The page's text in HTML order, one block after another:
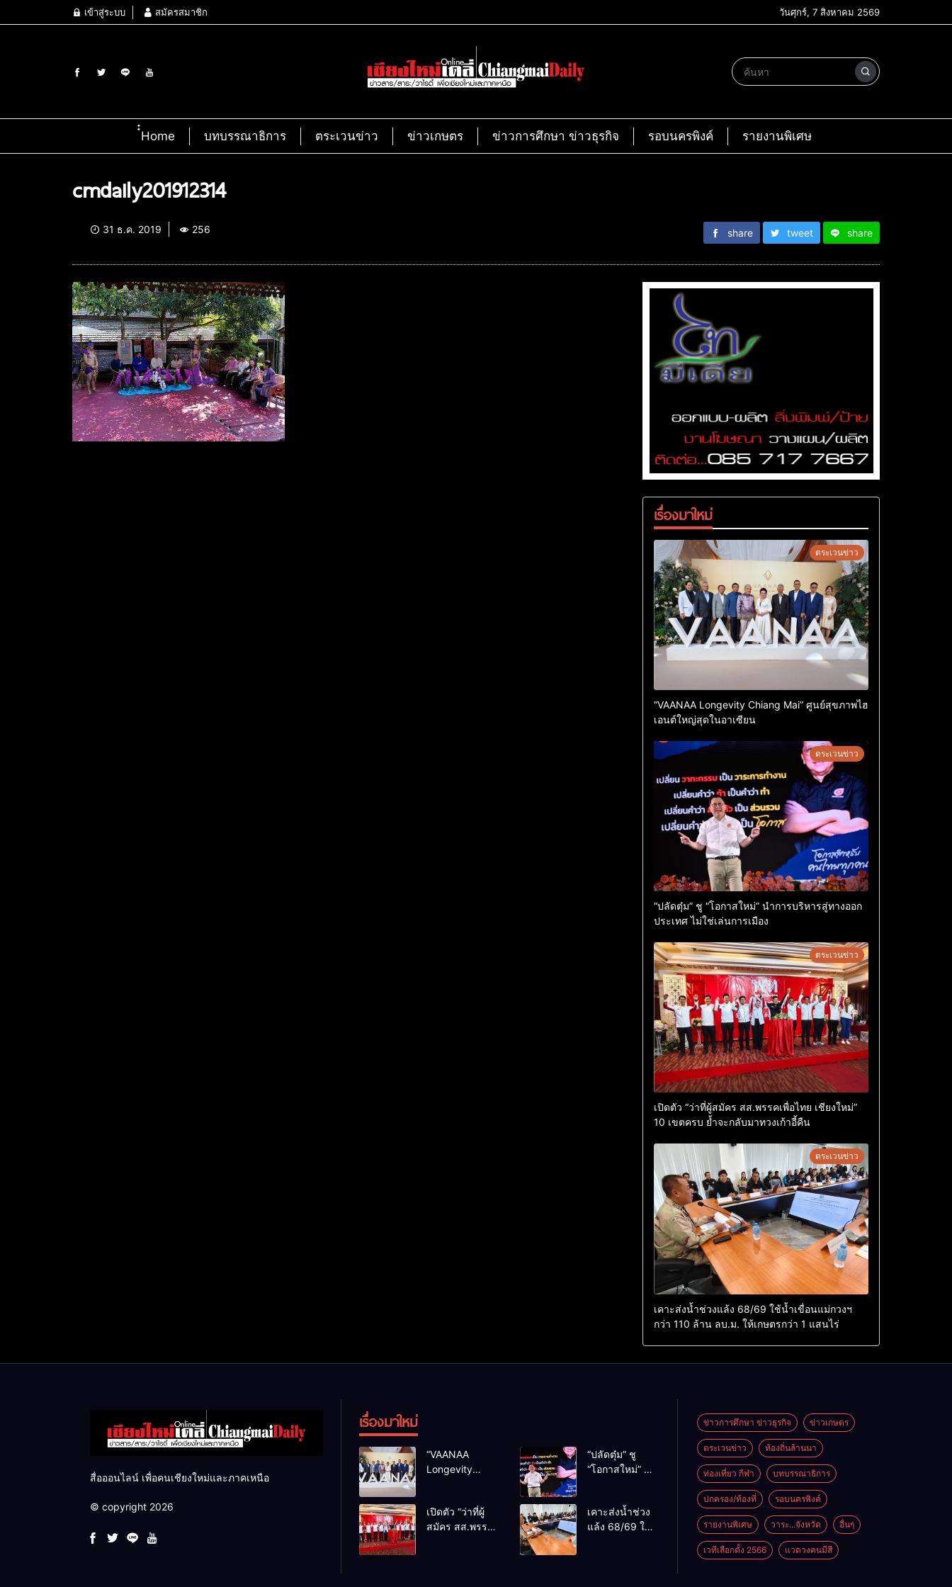
เข้าสู่ระบบ สมัครสมาชิก วันศุกร์, 7 สิงหาคม 2569
๋๋Home บทบรรณาธิการ ตระเวนข่าว ข่าวเกษตร ข่าวการศึกษา ข่าวธุรกิจ รอบนครพิงค์ รายงานพิเศษ
cmdaily201912314
31 ธ.ค. 2019 256 share tweet share
เรื่องมาใหม่
ตระเวนข่าว
“VAANAA Longevity Chiang Mai” ศูนย์สุขภาพไฮ
เอนต์ใหญ่สุดในอาเซียน
ตระเวนข่าว
“ปลัดตุ๋ม” ชู “โอกาสใหม่” นำการบริหารสู่ทางออก
ประเทศ ไม่ใช่เล่นการเมือง
ตระเวนข่าว
เปิดตัว “ว่าที่ผู้สมัคร สส.พรรคเพื่อไทย เชียงใหม่”
10 เขตครบ ย้ำจะกลับมาทวงเก้าอี้คืน
ตระเวนข่าว
เคาะส่งน้ำช่วงแล้ง 68/69 ใช้น้ำเขื่อนแม่กวงฯ
กว่า 110 ล้าน ลบ.ม. ให้เกษตรกว่า 1 แสนไร่
สื่อออนไลน์ เพื่อคนเชียงใหม่และภาคเหนือ
© copyright 2026
เรื่องมาใหม่
“VAANAA
Longevity
เอนต์ใหญ่สุดใน
อาเซียน
“ปลัดตุ๋ม” ชู
“โอกาสใหม่” นำ
ไม่ใช่เล่น
การเมือง
เปิดตัว “ว่าที่ผู้
สมัคร สส.พรรค
เคาะส่งน้ำช่วง
แล้ง 68/69 ใช้
ข่าวการศึกษา ข่าวธุรกิจ ข่าวเกษตร
ตระเวนข่าว ท้องถิ่นล้านนา
ท่องเที่ยว กีฬา บทบรรณาธิการ
ปกครอง/ท้องที่ รอบนครพิงค์
รายงานพิเศษ วาระ...จังหวัด อื่นๆ
เวทีเลือกตั้ง 2566 แวดวงคนมีสี